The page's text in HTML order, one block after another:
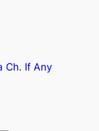
Ch. If Any